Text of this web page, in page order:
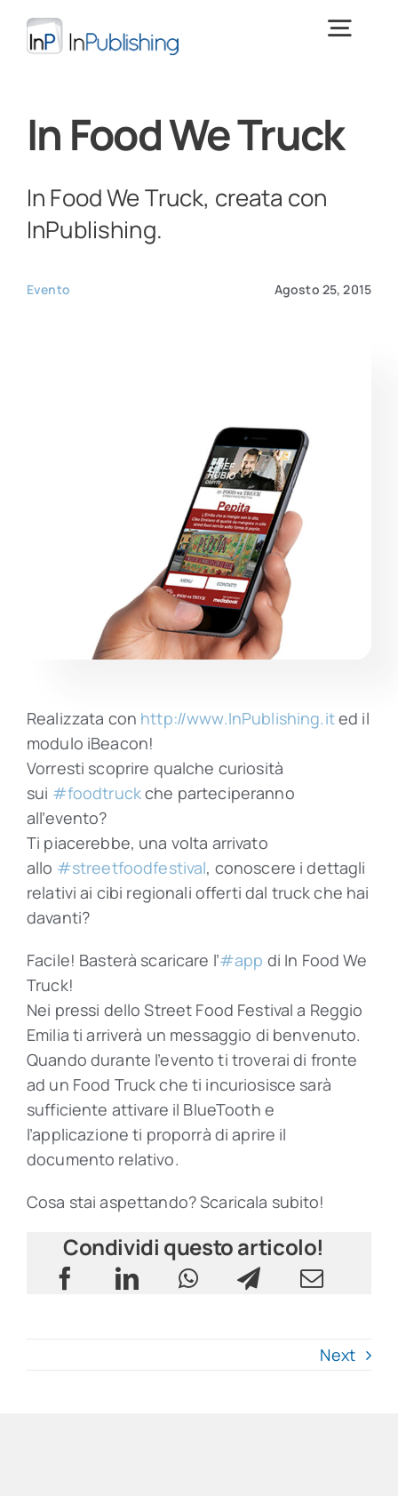
contenuto
Download
Contatti
In Food We Truck
In Food We Truck, creata con
InPublishing.
Evento Agosto 25, 2015
Realizzata con http://www.InPublishing.ited il
modulo iBeacon!
Vorresti scoprire qualche curiosità
sui ‪#‎foodtruck‬che parteciperanno
all’evento?
Ti piacerebbe, una volta arrivato
allo ‪#‎streetfoodfestival‬, conoscere i dettagli
relativi ai cibi regionali offerti dal truck che hai
davanti?
Facile! Basterà scaricare l’‪#‎app‬ di In Food We
Truck!
Nei pressi dello Street Food Festival a Reggio
Emilia ti arriverà un messaggio di benvenuto.
Quando durante l’evento ti troverai di fronte
ad un Food Truck che ti incuriosisce sarà
sufficiente attivare il BlueTooth e
l’applicazione ti proporrà di aprire il
documento relativo.
Cosa stai aspettando? Scaricala subito!
Condividi questo articolo!
Next